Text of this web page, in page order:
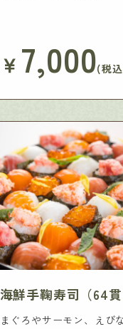
￥ 7,000(税
海鮮手鞠寿司（64貫
まぐろやサーモン、えび